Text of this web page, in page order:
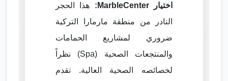
اختيار MarbleCenter:
هذا الحجر
النادر من منطقة مارمارا التركية
ضروري لمشاريع الحمامات
والمنتجعات الصحية (Spa) نظراً
لخصائصه الصحية العالية. تقدم